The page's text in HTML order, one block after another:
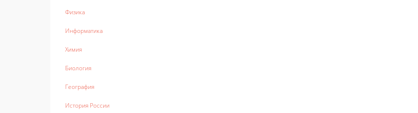
Физика
Информатика
Химия
Биология
География
История России